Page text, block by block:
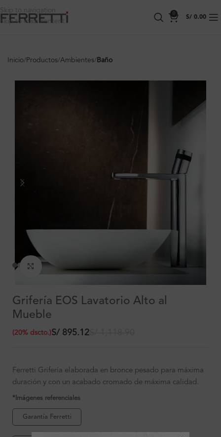
Skip to navigation
Skip to main content
0
S/ 0.00
Inicio Productos Ambientes Baño
Clic para ampliar
Grifería EOS Lavatorio Alto al
Mueble
S/ 895.12
(20% dscto.)
Ferretti Grifería elaborada en bronce pesado para máxima
duración y con un acabado cromado de máxima calidad.
*Imágenes referenciales
Garantía Ferretti